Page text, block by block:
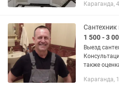
Караганда,
1 500 - 3
Выезд
также
лет
Караганда,